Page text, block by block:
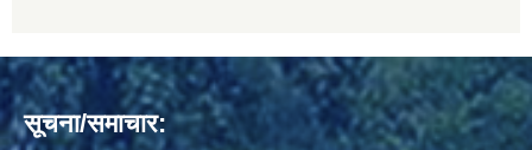
सूचना/समाचार: